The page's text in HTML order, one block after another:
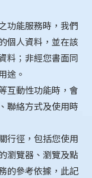
功能服務時，我們
個人資料，並在該
料；非經您書面同
途。
互動性功能時，會
聯絡方式及使用時
行徑，包括您使用
瀏覽器、瀏覽及點
的參考依據，此記